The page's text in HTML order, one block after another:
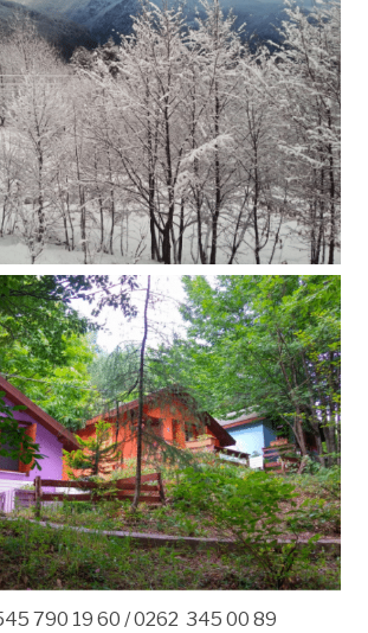
790 19 60 / 0262 345 00 89